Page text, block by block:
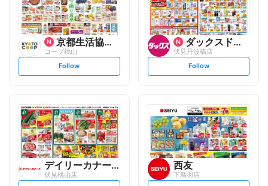
京都生活協同組合
コープ桃山
s
t
l
o
w
Follow
ダックスドラッグ
伏見丹波橋店
s
t
l
o
w
Follow
デイリーカナート
伏見桃山店
西友
下鳥羽店